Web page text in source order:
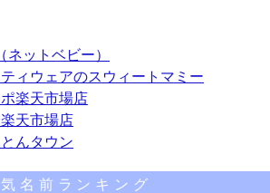
ネットベビー）
ィウェアのスウィートマミー
楽天市場店
天市場店
んタウン
気名前ランキング